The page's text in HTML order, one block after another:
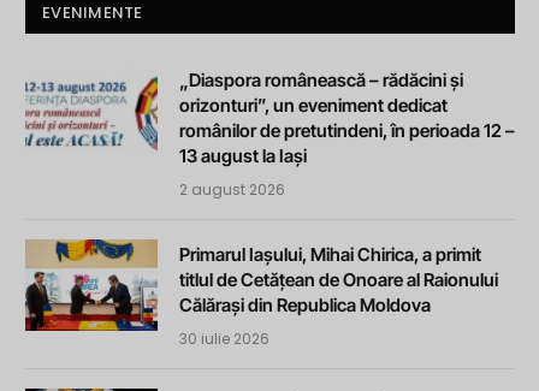
EVENIMENTE
„Diaspora românească – rădăcini și
orizonturi”, un eveniment dedicat
românilor de pretutindeni, în perioada 12 –
13 august la Iași
2 august 2026
Primarul Iașului, Mihai Chirica, a primit
titlul de Cetățean de Onoare al Raionului
Călărași din Republica Moldova
30 iulie 2026